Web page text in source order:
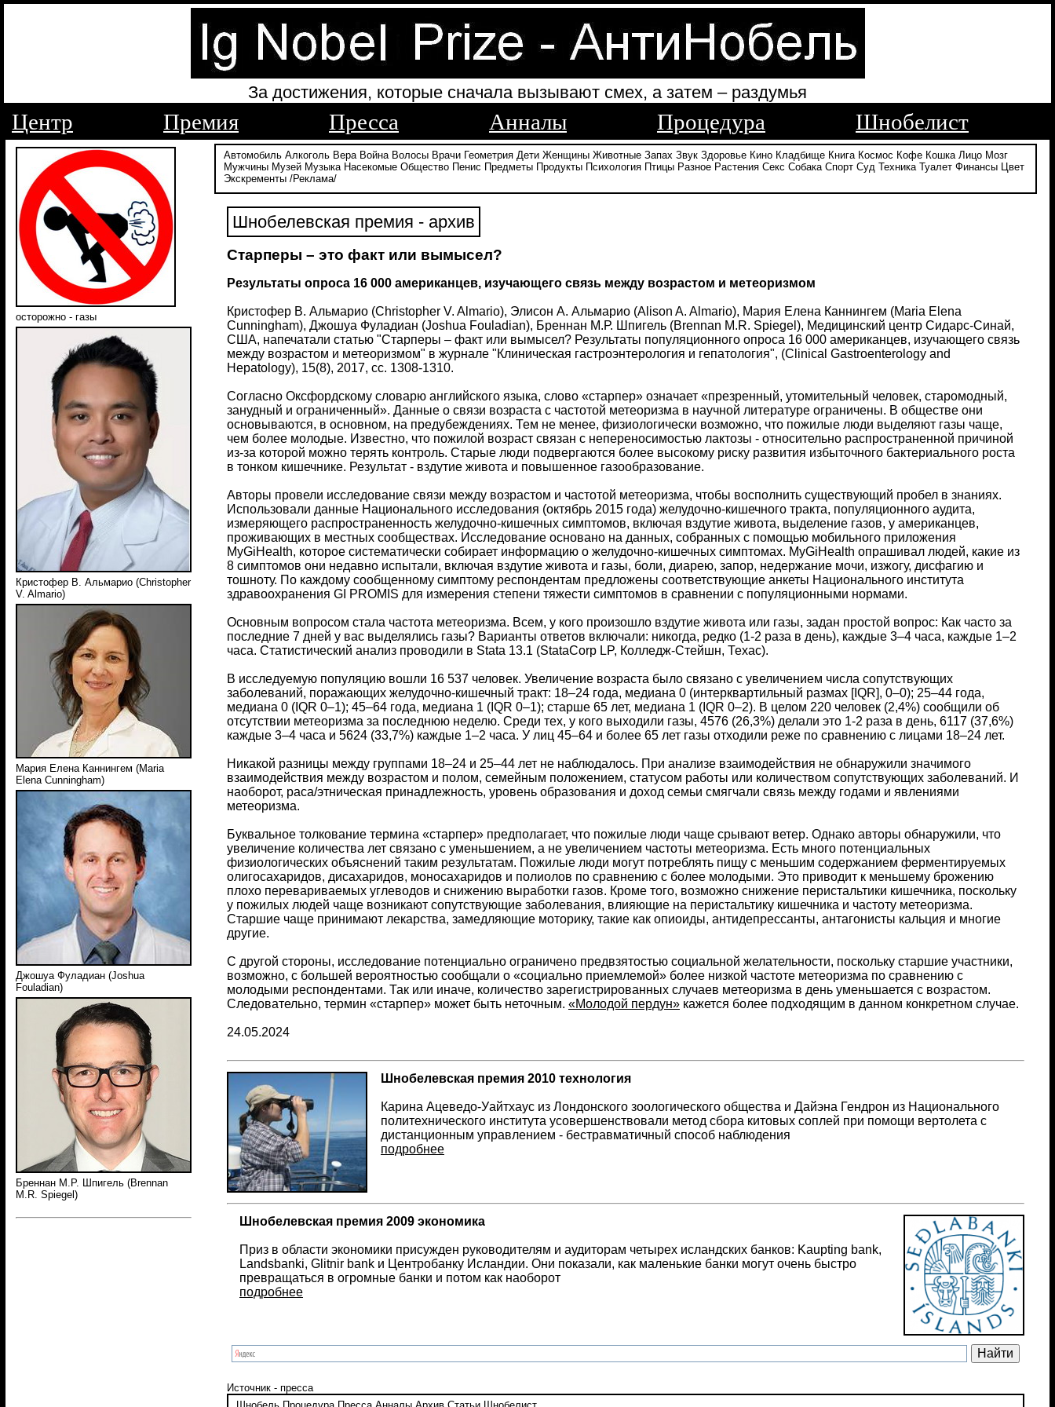
За достижения, которые сначала вызывают смех, а затем – раздумья
Центр Премия Пресса Анналы Процедура Шнобелист
осторожно - газы
Кристофер В. Альмарио (Christopher
V. Almario)
Мария Елена Каннингем (Maria
Elena Cunningham)
Джошуа Фуладиан (Joshua
Fouladian)
Бреннан М.Р. Шпигель (Brennan
M.R. Spiegel)
Автомобиль Алкоголь Вера Война Волосы Врачи Геометрия Дети Женщины Животные Запах Звук Здоровье Кино Кладбище Книга Космос Кофе Кошка Лицо Мозг
Мужчины Музей Музыка Насекомые Общество Пенис Предметы Продукты Психология Птицы Разное Растения Секс Собака Спорт Суд Техника Туалет Финансы
Цвет
Экскременты /Реклама/
Шнобелевская премия - архив
Старперы – это факт или вымысел?
Результаты опроса 16 000 американцев, изучающего связь между возрастом и метеоризмом
Кристофер В. Альмарио (Christopher V. Almario), Элисон А. Альмарио (Alison A. Almario), Мария Елена Каннингем (Maria Elena
Cunningham), Джошуа Фуладиан (Joshua Fouladian), Бреннан М.Р. Шпигель (Brennan M.R. Spiegel), Медицинский центр Сидарс-Синай,
США, напечатали статью "Старперы – факт или вымысел? Результаты популяционного опроса 16 000 американцев, изучающего связь
между возрастом и метеоризмом" в журнале "Клиническая гастроэнтерология и гепатология", (Clinical Gastroenterology and
Hepatology), 15(8), 2017, сс. 1308-1310.
Согласно Оксфордскому словарю английского языка, слово «старпер» означает «презренный, утомительный человек, старомодный,
занудный и ограниченный». Данные о связи возраста с частотой метеоризма в научной литературе ограничены. В обществе они
основываются, в основном, на предубеждениях. Тем не менее, физиологически возможно, что пожилые люди выделяют газы чаще,
чем более молодые. Известно, что пожилой возраст связан с непереносимостью лактозы - относительно распространенной причиной
из-за которой можно терять контроль. Старые люди подвергаются более высокому риску развития избыточного бактериального роста
в тонком кишечнике. Результат - вздутие живота и повышенное газообразование.
Авторы провели исследование связи между возрастом и частотой метеоризма, чтобы восполнить существующий пробел в знаниях.
Использовали данные Национального исследования (октябрь 2015 года) желудочно-кишечного тракта, популяционного аудита,
измеряющего распространенность желудочно-кишечных симптомов, включая вздутие живота, выделение газов, у американцев,
проживающих в местных сообществах. Исследование основано на данных, собранных с помощью мобильного приложения
MyGiHealth, которое систематически собирает информацию о желудочно-кишечных симптомах. MyGiHealth опрашивал людей, какие из
8 симптомов они недавно испытали, включая вздутие живота и газы, боли, диарею, запор, недержание мочи, изжогу, дисфагию и
тошноту. По каждому сообщенному симптому респондентам предложены соответствующие анкеты Национального института
здравоохранения GI PROMIS для измерения степени тяжести симптомов в сравнении с популяционными нормами.
Основным вопросом стала частота метеоризма. Всем, у кого произошло вздутие живота или газы, задан простой вопрос: Как часто за
последние 7 дней у вас выделялись газы? Варианты ответов включали: никогда, редко (1-2 раза в день), каждые 3–4 часа, каждые 1–2
часа. Статистический анализ проводили в Stata 13.1 (StataCorp LP, Колледж-Стейшн, Техас).
В исследуемую популяцию вошли 16 537 человек. Увеличение возраста было связано с увеличением числа сопутствующих
заболеваний, поражающих желудочно-кишечный тракт: 18–24 года, медиана 0 (интерквартильный размах [IQR], 0–0); 25–44 года,
медиана 0 (IQR 0–1); 45–64 года, медиана 1 (IQR 0–1); старше 65 лет, медиана 1 (IQR 0–2). В целом 220 человек (2,4%) сообщили об
отсутствии метеоризма за последнюю неделю. Среди тех, у кого выходили газы, 4576 (26,3%) делали это 1-2 раза в день, 6117 (37,6%)
каждые 3–4 часа и 5624 (33,7%) каждые 1–2 часа. У лиц 45–64 и более 65 лет газы отходили реже по сравнению с лицами 18–24 лет.
Никакой разницы между группами 18–24 и 25–44 лет не наблюдалось. При анализе взаимодействия не обнаружили значимого
взаимодействия между возрастом и полом, семейным положением, статусом работы или количеством сопутствующих заболеваний. И
наоборот, раса/этническая принадлежность, уровень образования и доход семьи смягчали связь между годами и явлениями
метеоризма.
Буквальное толкование термина «старпер» предполагает, что пожилые люди чаще срывают ветер. Однако авторы обнаружили, что
увеличение количества лет связано с уменьшением, а не увеличением частоты метеоризма. Есть много потенциальных
физиологических объяснений таким результатам. Пожилые люди могут потреблять пищу с меньшим содержанием ферментируемых
олигосахаридов, дисахаридов, моносахаридов и полиолов по сравнению с более молодыми. Это приводит к меньшему брожению
плохо перевариваемых углеводов и снижению выработки газов. Кроме того, возможно снижение перистальтики кишечника, поскольку
у пожилых людей чаще возникают сопутствующие заболевания, влияющие на перистальтику кишечника и частоту метеоризма.
Старшие чаще принимают лекарства, замедляющие моторику, такие как опиоиды, антидепрессанты, антагонисты кальция и многие
другие.
С другой стороны, исследование потенциально ограничено предвзятостью социальной желательности, поскольку старшие участники,
возможно, с большей вероятностью сообщали о «социально приемлемой» более низкой частоте метеоризма по сравнению с
молодыми респондентами. Так или иначе, количество зарегистрированных случаев метеоризма в день уменьшается с возрастом.
Следовательно, термин «старпер» может быть неточным. «Молодой пердун» кажется более подходящим в данном конкретном случае.
24.05.2024
Шнобелевская премия 2010 технология
Карина Ацеведо-Уайтхаус из Лондонского зоологического общества и Дайэна Гендрон из Национального
политехнического института усовершенствовали метод сбора китовых соплей при помощи вертолета с
дистанционным управлением - бестравматичный способ наблюдения
подробнее
Шнобелевская премия 2009 экономика
Приз в области экономики присужден руководителям и аудиторам четырех исландских банков: Kaupting bank,
Landsbanki, Glitnir bank и Центробанку Исландии. Они показали, как маленькие банки могут очень быстро
превращаться в огромные банки и потом как наоборот
подробнее
Источник - пресса